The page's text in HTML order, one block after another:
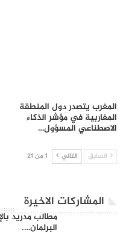
المغرب يتصدر دول المنطقة
المغاربية في مؤشر الذكاء
الاصطناعي المسؤول…
السابق التالي 1 من 21
المشاركات الاخيرة
البرلمان….